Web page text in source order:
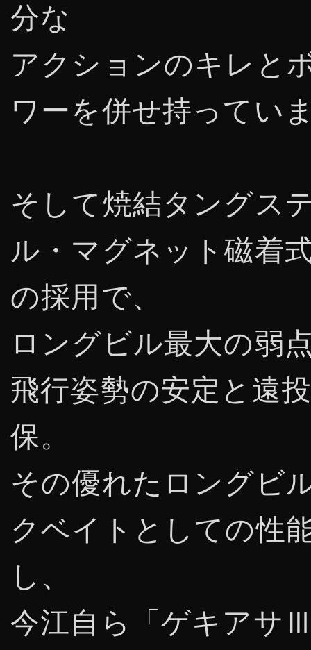
分な
アクションのキレと
ワーを併せ持ってい
そして焼結タングス
ル・マグネット磁着
の採用で、
ロングビル最大の弱
飛行姿勢の安定と遠
保。
その優れたロングビ
クベイトとしての性
し、
今江自ら「ゲキアサ